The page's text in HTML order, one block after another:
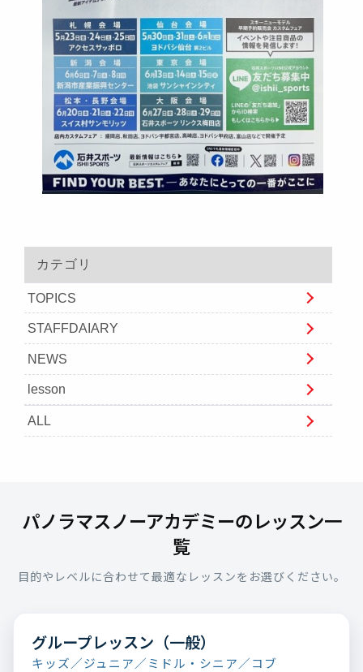
カテゴリ
TOPICS
STAFFDAIARY
NEWS
lesson
ALL
パノラマスノーアカデミーのレッスン一
覧
目的やレベルに合わせて最適なレッスンをお選びください。
グループレッスン（一般）
キッズ／ジュニア／ミドル・シニア／コブ